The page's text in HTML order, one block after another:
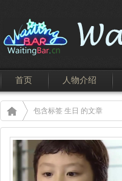
首页 人物介绍
包含标签 生日 的文章